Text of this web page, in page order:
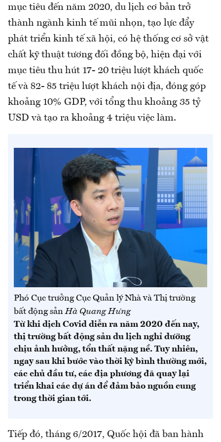
mục tiêu đến năm 2020, du lịch cơ bản trở
thành ngành kinh tế mũi nhọn, tạo lực đẩy
phát triển kinh tế xã hội, có hệ thống cơ sở vật
chất kỹ thuật tương đối đồng bộ, hiện đại với
mục tiêu thu hút 17- 20 triệu lượt khách quốc
tế và 82- 85 triệu lượt khách nội địa, đóng góp
khoảng 10% GDP, với tổng thu khoảng 35 tỷ
USD và tạo ra khoảng 4 triệu việc làm.
Phó Cục trưởng Cục Quản lý Nhà và Thị trường
bất động sảnHà Quang Hưng
Từ khi dịch Covid diễn ra năm 2020 đến nay,
thị trường bất động sản du lịch nghỉ dưỡng
chịu ảnh hưởng, tổn thất nặng nề. Tuy nhiên,
ngay sau khi bước vào thời kỳ bình thường mới,
các chủ đầu tư, các địa phương đã quay lại
triển khai các dự án để đảm bảo nguồn cung
trong thời gian tới.
Tiếp đó, tháng 6/2017, Quốc hội đã ban hành